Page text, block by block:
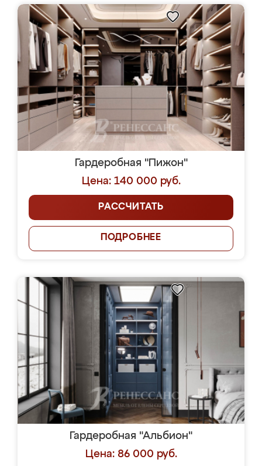
Гардеробная "Пижон"
Цена: 140 000 руб.
РАССЧИТАТЬ
ПОДРОБНЕЕ
Гардеробная "Альбион"
Цена: 86 000 руб.